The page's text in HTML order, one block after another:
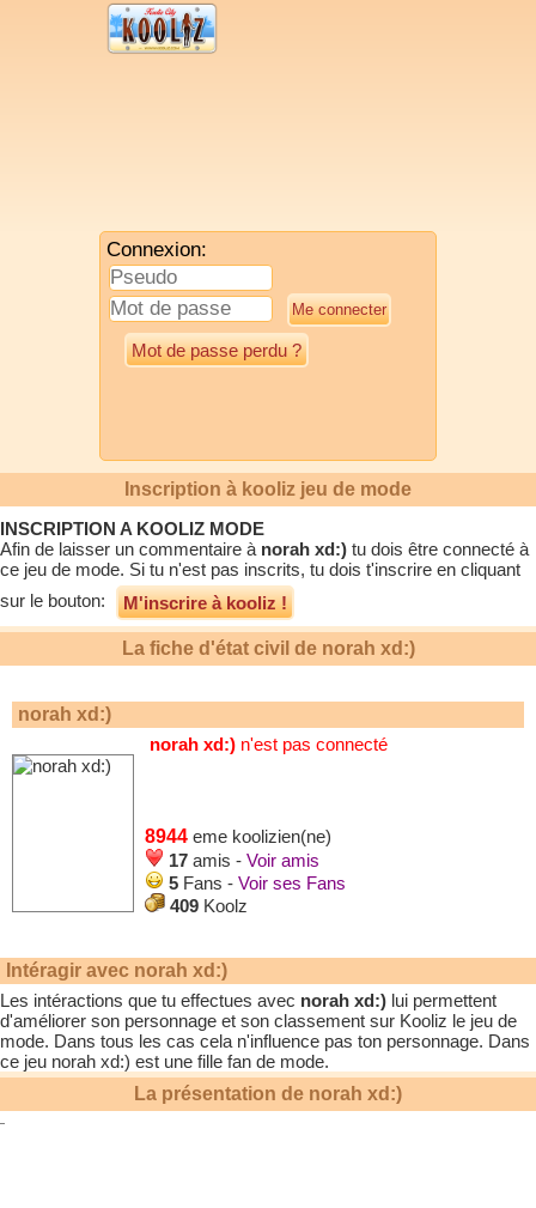
Connexion:
Mot de passe perdu ?
Inscription à kooliz jeu de mode
INSCRIPTION A KOOLIZ MODE
Afin de laisser un commentaire à norah xd:) tu dois être connecté à
ce jeu de mode. Si tu n'est pas inscrits, tu dois t'inscrire en cliquant
sur le bouton:
M'inscrire à kooliz !
La fiche d'état civil de norah xd:)
norah xd:)
norah xd:)n'est pas connecté
8944 eme koolizien(ne)
17 amis - Voir amis
5 Fans - Voir ses Fans
409 Koolz
Intéragir avec norah xd:)
Les intéractions que tu effectues avec norah xd:) lui permettent
d'améliorer son personnage et son classement sur Kooliz le jeu de
mode. Dans tous les cas cela n'influence pas ton personnage. Dans
ce jeu norah xd:) est une fille fan de mode.
La présentation de norah xd:)